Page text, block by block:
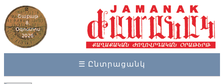
Շաբաթ
8,
Օգոստոս
2026
☰ Ընտրացանկ